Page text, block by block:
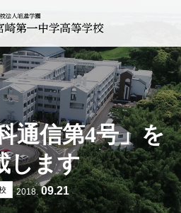
通信第4号」を
します
2018.09.21